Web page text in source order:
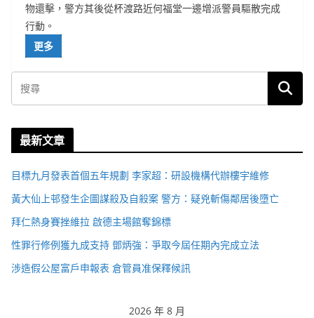
物還擊，警方其後從杯渡路近何福堂一邊增派警員驅散完成
行動。
更多
最新文章
目標九月發表首個五年規劃 李家超：研設機構代辦樓宇維修
黃大仙上邨發生企圖謀殺及自殺案 警方：疑兇斬傷鄰居後墮亡
拜仁熱身賽挫維拉 啟德主場館奪錦標
性罪行修例獲九成支持 鄧炳強：爭取今屆任期內完成立法
涉造假公屋富戶申報表 倉管員准保釋候訊
2026 年 8 月